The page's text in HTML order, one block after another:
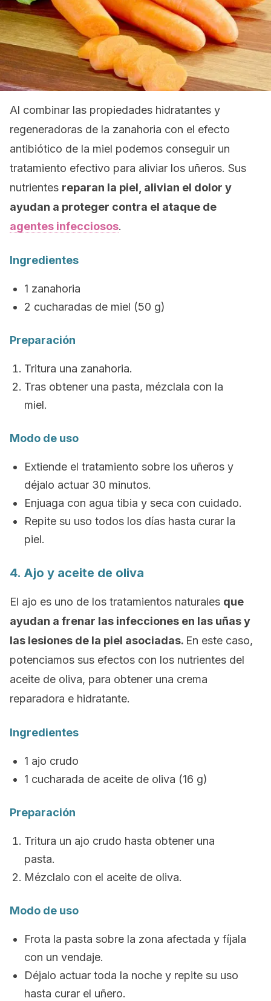
Al combinar las propiedades hidratantes y
regeneradoras de la zanahoria con el efecto
antibiótico de la miel podemos conseguir un
tratamiento efectivo para aliviar los uñeros. Sus
nutrientes reparan la piel, alivian el dolor y
ayudan a proteger contra el ataque de
agentes infecciosos.
Ingredientes
1 zanahoria
2 cucharadas de miel (50 g)
Preparación
Tritura una zanahoria.
Tras obtener una pasta, mézclala con la
miel.
Modo de uso
Extiende el tratamiento sobre los uñeros y
déjalo actuar 30 minutos.
Enjuaga con agua tibia y seca con cuidado.
Repite su uso todos los días hasta curar la
piel.
4. Ajo y aceite de oliva
El ajo es uno de los tratamientos naturales que
ayudan a frenar las infecciones en las uñas y
las lesiones de la piel asociadas. En este caso,
potenciamos sus efectos con los nutrientes del
aceite de oliva, para obtener una crema
reparadora e hidratante.
Ingredientes
1 ajo crudo
1 cucharada de aceite de oliva (16 g)
Preparación
Tritura un ajo crudo hasta obtener una
pasta.
Mézclalo con el aceite de oliva.
Modo de uso
Frota la pasta sobre la zona afectada y fíjala
con un vendaje.
Déjalo actuar toda la noche y repite su uso
hasta curar el uñero.